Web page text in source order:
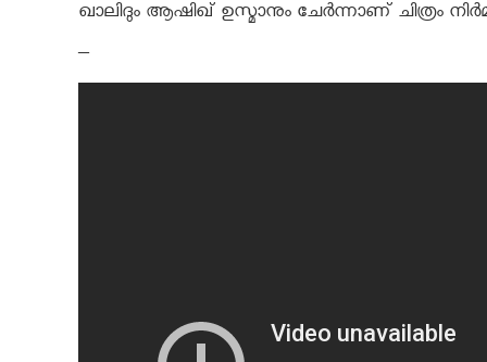
ഖാലിദും ആഷിഖ് ഉസ്മാനും ചേര്‍ന്നാണ് ചിത്രം
–